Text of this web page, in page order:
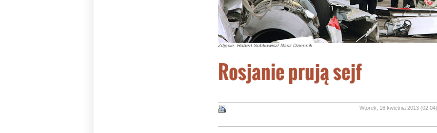
Zdjęcie: Robert Sobkowicz/ Nasz Dziennik
Rosjanie prują sejf
Wtorek, 16 kwietnia 2013 (02:04)